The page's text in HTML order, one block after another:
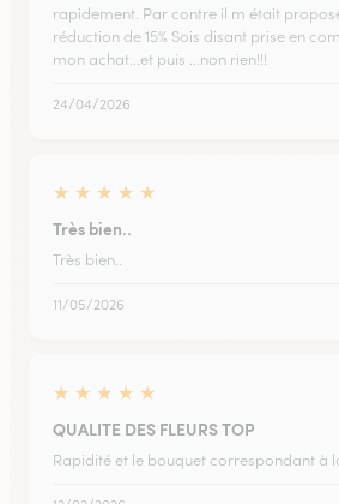
rapidement. Par contre il m était
réduction de 15% Sois disant prise en
mon achat...et puis ...non rien!!!
24/04/2026
★ ★ ★ ★ ★
Très bien..
Très bien..
11/05/2026
★ ★ ★ ★ ★
QUALITE DES FLEURS TOP
Rapidité et le bouquet correspondant à